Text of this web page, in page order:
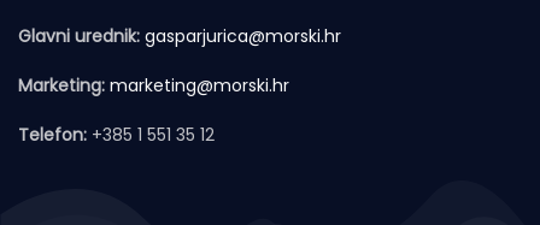
Glavni urednik: gasparjurica@morski.hr
Marketing: marketing@morski.hr
Telefon: +385 1 551 35 12